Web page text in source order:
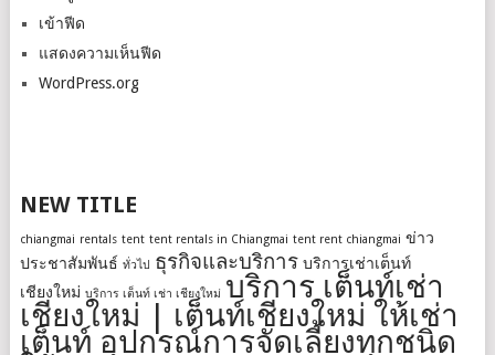
เข้าฟีด
แสดงความเห็นฟีด
WordPress.org
NEW TITLE
chiangmai rentals tent tent rentals in Chiangmai tent rent chiangmai ข่าว
ประชาสัมพันธ์ ทั่วไป ธุรกิจและบริการ บริการเช่าเต็นท์
เชียงใหม่ บริการ เต็นท์ เช่า เชียงใหม่ บริการ เต็นท์เช่า
เชียงใหม่ | เต็นท์เชียงใหม่ ให้เช่า
เต็นท์ อุปกรณ์การจัดเลี้ยงทุกชนิด